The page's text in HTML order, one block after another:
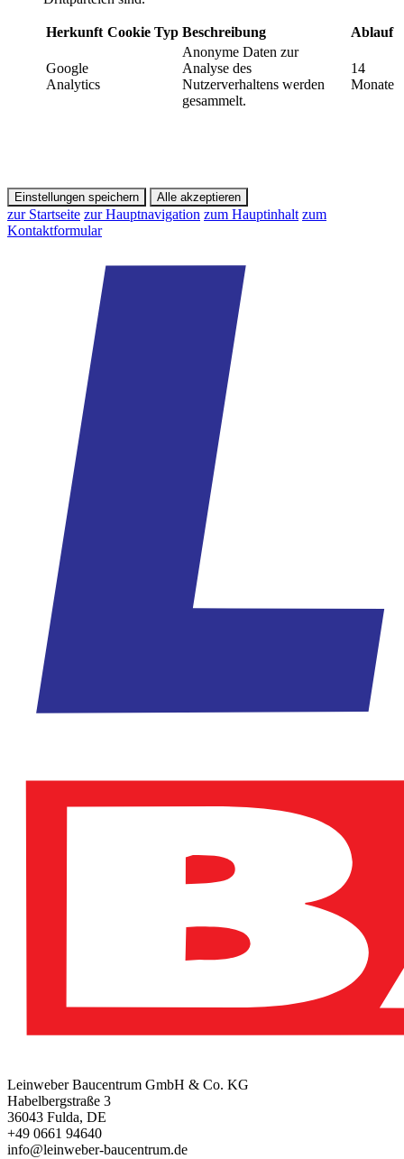
Herkunft Cookie Typ Beschreibung Ablauf
Google
Analytics
Anonyme Daten zur
Analyse des
Nutzerverhaltens werden
gesammelt.
14
Monate
Einstellungen speichern Alle akzeptieren
zur Startseite zur Hauptnavigation zum Hauptinhalt zum
Kontaktformular
Leinweber Baucentrum GmbH & Co. KG
Habelbergstraße 3
36043 Fulda, DE
+49 0661 94640
info@leinweber-baucentrum.de